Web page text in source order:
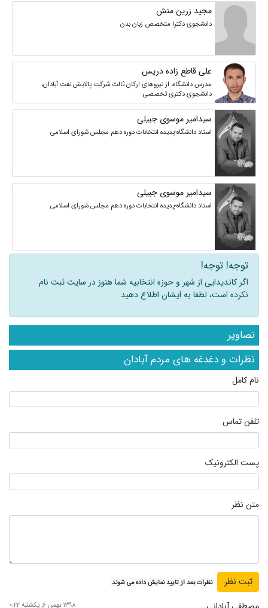
مجید زرین منش
دانشجوی دکترا متخصص زبان بدن
علی قاطع زاده دریس
مدرس دانشگاه، از نیروهای ارکان ثالث شرکت پالایش نفت آبادان،
دانشجوی دکتری تخصصی
سیدامیر موسوی جبیلی
استاد دانشگاه-پدیده انتخابات دوره دهم مجلس شورای اسلامی
سیدامیر موسوی جبیلی
استاد دانشگاه-پدیده انتخابات دوره دهم مجلس شورای اسلامی
توجه! توجه!
اگر کاندیدایی از شهر و حوزه انتخابیه شما هنوز در سایت ثبت نام
نکرده است، لطفا به ایشان اطلاع دهید
تصاویر
نظرات و دغدغه های مردم آبادان
نام کامل
تلفن تماس
پست الکترونیک
متن نظر
نظرات بعد از تایید نمایش داده می شوند
۱۳۹۸ بهمن ۶, یکشنبه ۰:۲۲